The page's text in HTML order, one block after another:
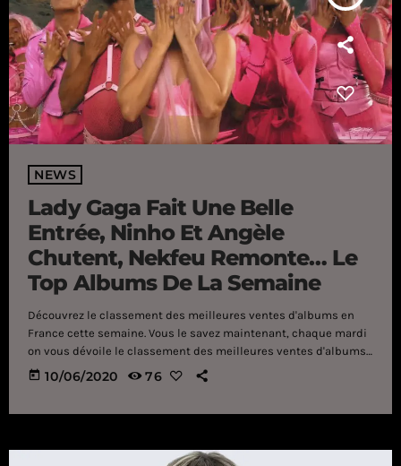
NEWS
Lady Gaga Fait Une Belle
Entrée, Ninho Et Angèle
Chutent, Nekfeu Remonte… Le
Top Albums De La Semaine
Découvrez le classement des meilleures ventes d'albums en
France cette semaine. Vous le savez maintenant, chaque mardi
on vous dévoile le classement des meilleures ventes d'albums
en France et il y a du changement cette semaine ! Ninho a été
détrôné par Lady Gaga qui entre au classement directement à la
today 10/06/2020 76